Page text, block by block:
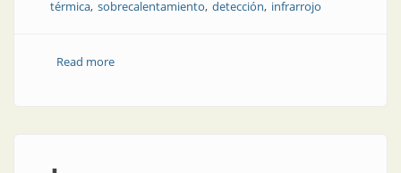
térmica sobrecalentamiento detección infrarrojo
Read moreabout Termografía en minería, gas y petróleo